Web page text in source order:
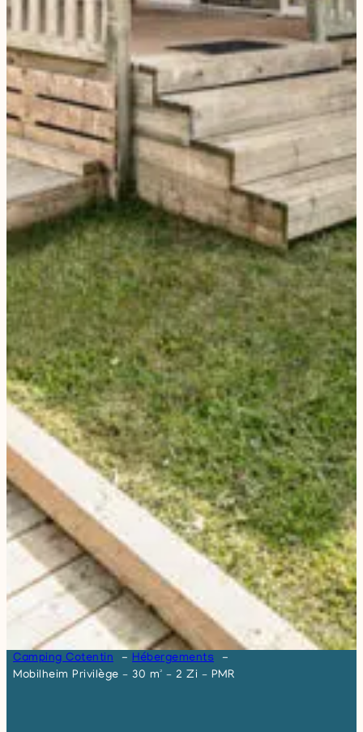
Camping Cotentin
Hébergements
Mobilheim Privilège – 30 m² – 2 Zi – PMR